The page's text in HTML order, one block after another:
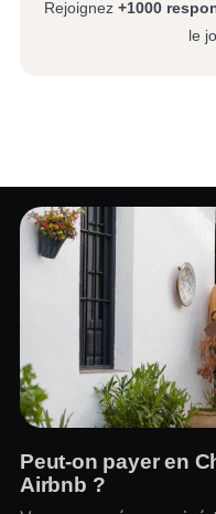
Rejoignez +1000
le
Peut-on payer en
Airbnb ?